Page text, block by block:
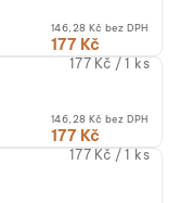
cena)
146,28 Kč bez DPH
177 Kč
Měrná
cena)
177 Kč / 1 ks
146,28 Kč bez DPH
177 Kč
Měrná
177 Kč / 1 ks